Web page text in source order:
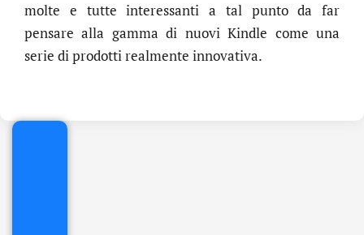
molte e tutte interessanti a tal punto da far
pensare alla gamma di nuovi Kindle come una
serie di prodotti realmente innovativa.
.online